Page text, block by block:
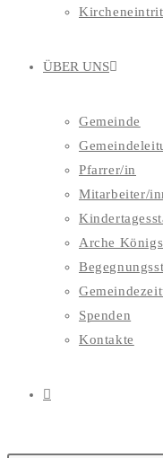
ÜBER UNS
Gemeinde
Pfarrer/in
Mitarbeiter/
Arche
Spenden
Kontakte
WEBSITE-